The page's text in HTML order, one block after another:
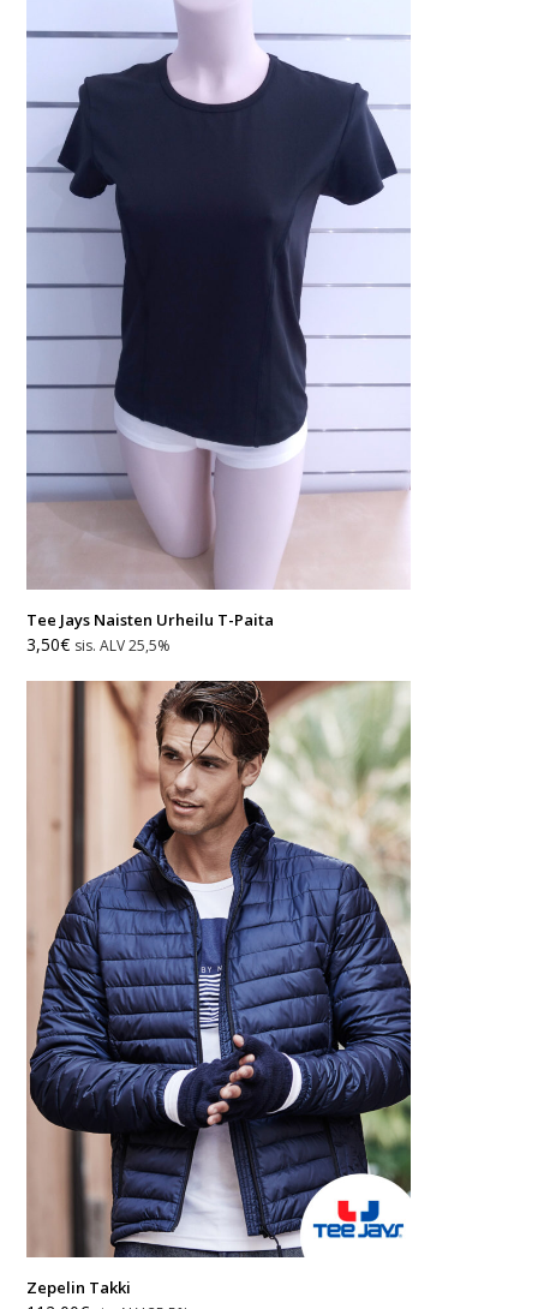
Tee Jays Naisten Urheilu T-Paita
Alkuperäinen
3,50€Nykyinen
on:
3,50€.
sis. ALV 25,5%
Zepelin Takki